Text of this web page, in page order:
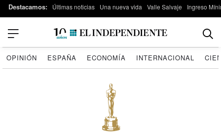
Destacamos: Últimas noticias Una nueva vida Valle Salvaje Ingreso
OPINIÓN ESPAÑA ECONOMÍA INTERNACIONAL